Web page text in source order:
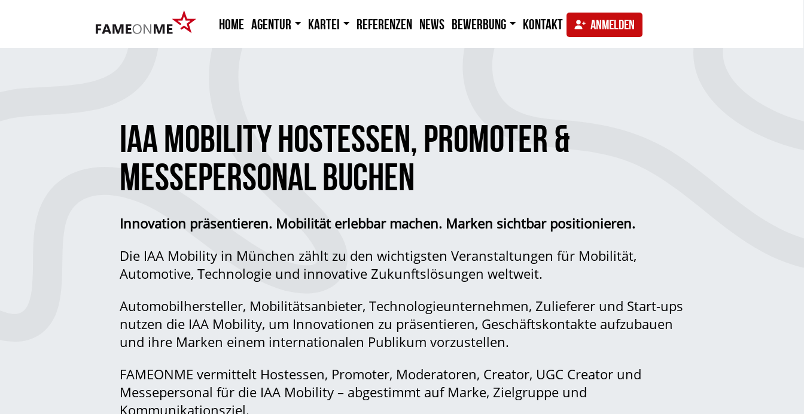
HOME Agentur Kartei Referenzen News Bewerbung Kontakt ANMELDEN
IAA MOBILITY HOSTESSEN, PROMOTER &
MESSEPERSONAL BUCHEN
Innovation präsentieren. Mobilität erlebbar machen. Marken sichtbar positionieren.
Die IAA Mobility in München zählt zu den wichtigsten Veranstaltungen für Mobilität,
Automotive, Technologie und innovative Zukunftslösungen weltweit.
Automobilhersteller, Mobilitätsanbieter, Technologieunternehmen, Zulieferer und Start-ups
nutzen die IAA Mobility, um Innovationen zu präsentieren, Geschäftskontakte aufzubauen
und ihre Marken einem internationalen Publikum vorzustellen.
FAMEONME vermittelt Hostessen, Promoter, Moderatoren, Creator, UGC Creator und
Messepersonal für die IAA Mobility – abgestimmt auf Marke, Zielgruppe und
Kommunikationsziel.